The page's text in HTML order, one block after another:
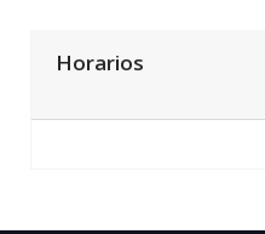
Horarios